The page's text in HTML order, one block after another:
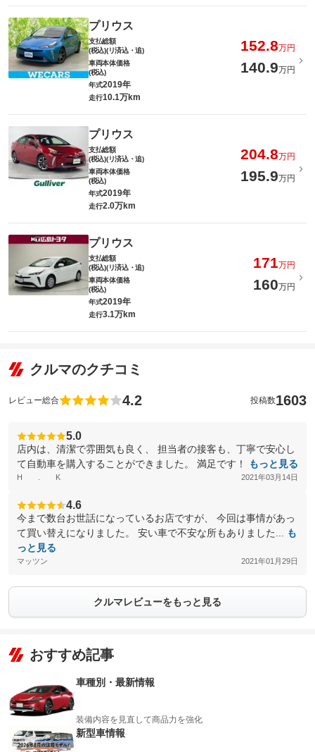
プリウス
支払総額
(税込)(リ済込・追)
152.8万円
車両本体価格
(税込)
140.9万円
年式2019年
走行10.1万km
プリウス
支払総額
(税込)(リ済込・追)
204.8万円
車両本体価格
(税込)
195.9万円
年式2019年
走行2.0万km
プリウス
支払総額
(税込)(リ済込・追)
171万円
車両本体価格
(税込)
160万円
年式2019年
走行3.1万km
クルマのクチコミ
レビュー総合 4.2 投稿数1603
5.0
店内は、清潔で雰囲気も良く、 担当者の接客も、丁寧で安心し
て自動車を購入することができました。 満足です！
もっと見る
H . K 2021年03月14日
4.6
今まで数台お世話になっているお店ですが、 今回は事情があっ
て買い替えになりました。 安い車で不安な所もありました...
も
っと見る
マッツン 2021年01月29日
クルマレビューをもっと見る
おすすめ記事
車種別・最新情報
装備内容を見直して商品力を強化
新型車情報